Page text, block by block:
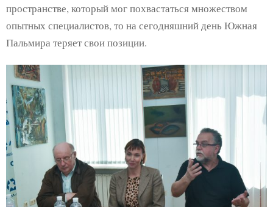
пространстве, который мог похвастаться множеством
опытных специалистов, то на сегодняшний день Южная
Пальмира теряет свои позиции.